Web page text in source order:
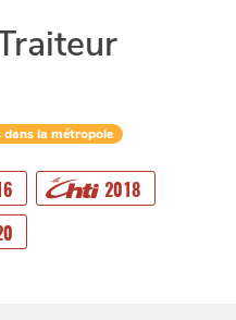
dans la métropole
2018